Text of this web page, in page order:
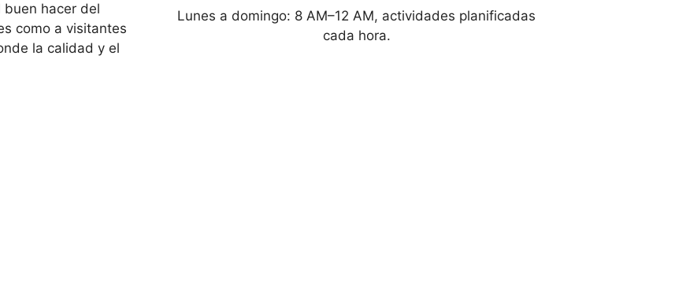
hacer del
como a visitantes
la calidad y el
Lunes a domingo: 8 AM–12 AM, actividades planificadas
cada hora.